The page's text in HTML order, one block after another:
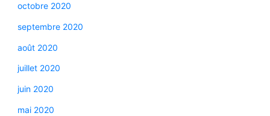
octobre 2020
septembre 2020
août 2020
juillet 2020
juin 2020
mai 2020